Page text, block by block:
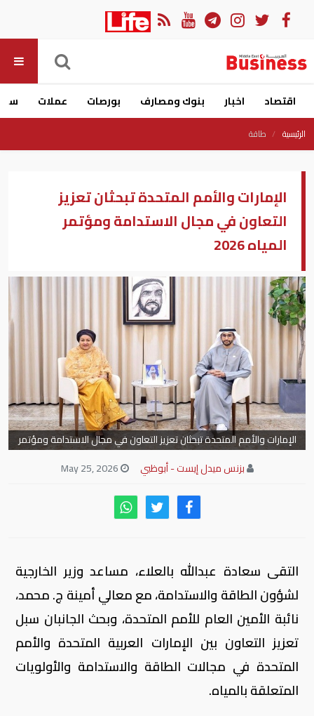
اقتصاد اخبار بنوك ومصارف بورصات عملات
الرئيسية طاقة
الإمارات والأمم المتحدة تبحثان تعزيز
التعاون في مجال الاستدامة ومؤتمر
المياه 2026
الإمارات والأمم المتحدة تبحثان تعزيز التعاون في مجال الاستدامة ومؤتمر
المياه 2026
بزنس ميدل إيست - أبوظبي
التقى سعادة عبدالله بالعلاء، مساعد وزير الخارجية
لشؤون الطاقة والاستدامة، مع معالي أمينة ج. محمد،
نائبة الأمين العام للأمم المتحدة، وبحث الجانبان سبل
تعزيز التعاون بين الإمارات العربية المتحدة والأمم
المتحدة في مجالات الطاقة والاستدامة والأولويات
المتعلقة بالمياه.